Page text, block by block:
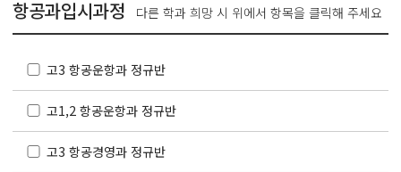
항공과입시과정 다른 학과 희망 시 위에서 항목을 클릭해 주세요
고3 항공운항과 정규반
고1,2 항공운항과 정규반
고3 항공경영과 정규반